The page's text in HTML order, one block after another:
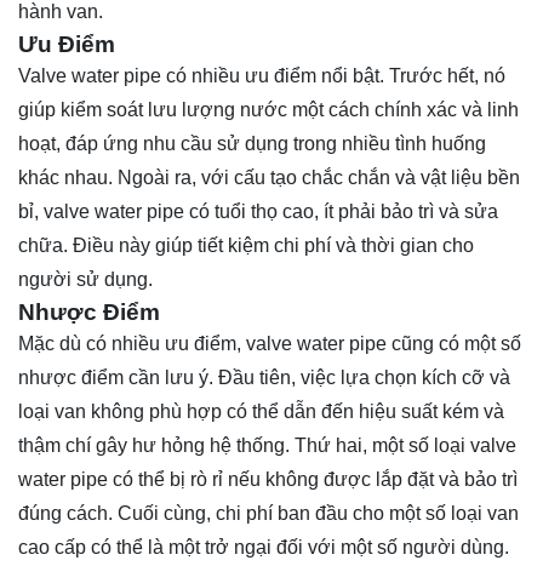
hành van.
Ưu Điểm
Valve water pipe có nhiều ưu điểm nổi bật. Trước hết, nó
giúp kiểm soát lưu lượng nước một cách chính xác và linh
hoạt, đáp ứng nhu cầu sử dụng trong nhiều tình huống
khác nhau. Ngoài ra, với cấu tạo chắc chắn và vật liệu bền
bỉ, valve water pipe có tuổi thọ cao, ít phải bảo trì và sửa
chữa. Điều này giúp tiết kiệm chi phí và thời gian cho
người sử dụng.
Nhược Điểm
Mặc dù có nhiều ưu điểm, valve water pipe cũng có một số
nhược điểm cần lưu ý. Đầu tiên, việc lựa chọn kích cỡ và
loại van không phù hợp có thể dẫn đến hiệu suất kém và
thậm chí gây hư hỏng hệ thống. Thứ hai, một số loại valve
water pipe có thể bị rò rỉ nếu không được lắp đặt và bảo trì
đúng cách. Cuối cùng, chi phí ban đầu cho một số loại van
cao cấp có thể là một trở ngại đối với một số người dùng.